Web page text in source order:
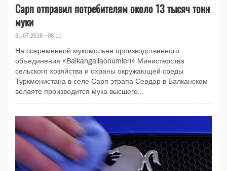
Сарп отправил потребителям около 13 тысяч тонн
муки
31.07.2019 - 06:11
На современной мукомольне производственного
объединения «Balkangallaönümleri» Министерства
сельского хозяйства и охраны окружающей среды
Туркменистана в селе Сарп этрапа Сердар в Балканском
велаяте производится мука высшего...